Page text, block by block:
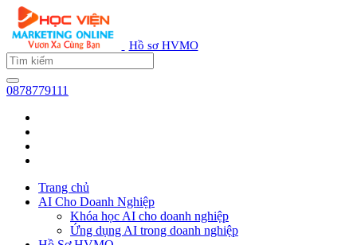
Hồ sơ HVMO
0878779111
Trang chủ
AI Cho Doanh Nghiệp
Khóa học AI cho doanh nghiệp
Ứng dụng AI trong doanh nghiệp